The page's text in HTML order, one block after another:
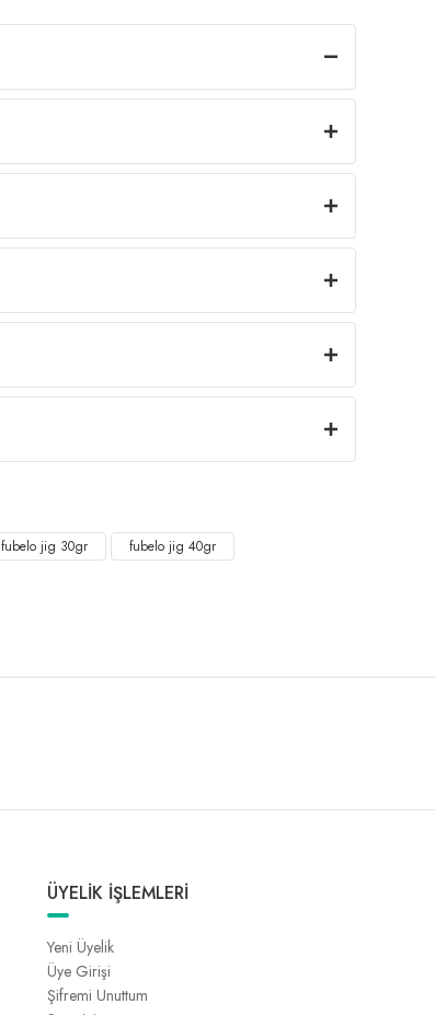
fubelo jig 30gr
fubelo jig 40gr
ÜYELİK İŞLEMLERİ
Yeni Üyelik
Üye Girişi
Şifremi Unuttum